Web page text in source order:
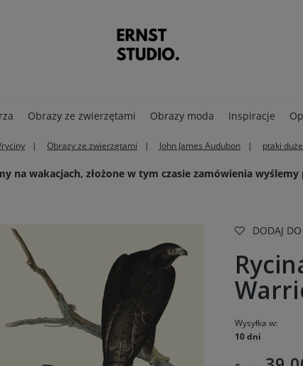
Obrazy ze zwierzętami Obrazy moda Inspiracje
Obrazy ze zwierzętami John James Audubon ptaki duże
na wakacjach, złożone w tym czasie zamówienia
DODAJ
Wysyłka w:
10 dni